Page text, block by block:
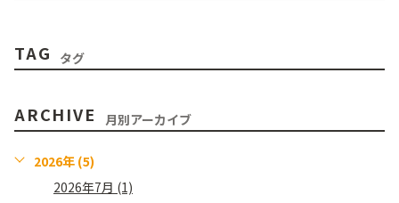
TAG タグ
ARCHIVE 月別アーカイブ
2026年 (5)
2026年7月 (1)